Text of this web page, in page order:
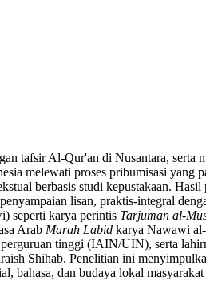
tafsir Al-Qur'an di Nusantara, serta
melewati proses pribumisasi yang
berbasis studi kepustakaan.
lisan, praktis-integral
seperti karya perintis Tarjuman al-
Arab Marah Labid karya Nawawi
tinggi (IAIN/UIN), serta
Shihab. Penelitian ini
bahasa, dan budaya lokal masyarakat